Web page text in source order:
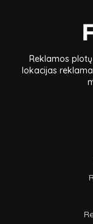
Reklamos
lokacijas